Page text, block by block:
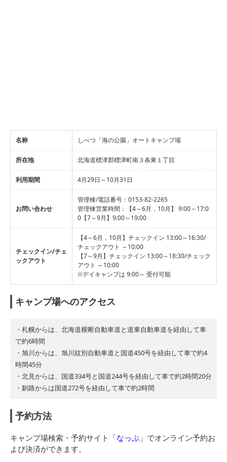
名称 しべつ「海の公園」オートキャンプ場
所在地 北海道標津郡標津町南３条東１丁目
利用期間 4月29日～10月31日
お問い合わせ
管理棟/電話番号：0153-82-2265
管理棟営業時間：【4～6月，10月】 9:00～17:0
0【7～9月】9:00～19:00
チェックイン/チェ
ックアウト
【4～6月，10月】チェックイン 13:00～16:30/
チェックアウト ～10:00
【7～9月】チェックイン 13:00～18:30/チェック
アウト ～10:00
※デイキャンプは 9:00～ 受付可能
キャンプ場へのアクセス
・札幌からは、北海道横断自動車道と道東自動車道を経由して車
で約6時間
・旭川からは、旭川紋別自動車道と国道450号を経由して車で約4
時間45分
・北見からは、国道334号と国道244号を経由して車で約2時間20分
・釧路からは国道272号を経由して車で約2時間
予約方法
キャンプ場検索・予約サイト「なっぷ 」でオンライン予約お
よび決済ができます。